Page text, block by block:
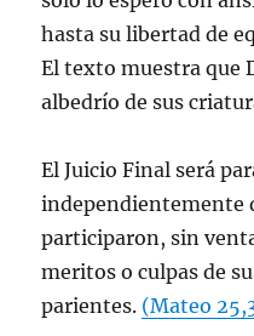
hasta su libertad de
El texto muestra que
albedrío de sus
El Juicio Final será
independientemente
participaron, sin
meritos o culpas de
parientes. (Mateo